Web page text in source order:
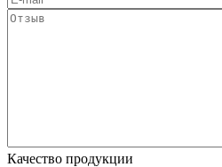
Качество продукции